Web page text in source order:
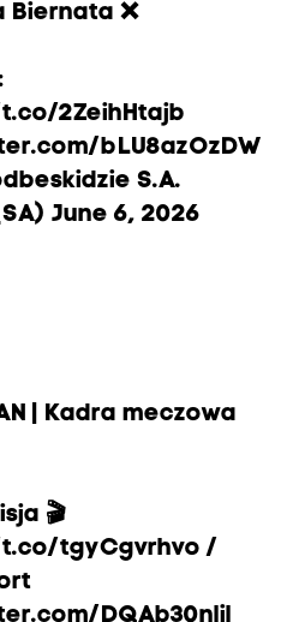
Biernata ❌
2ZeihHtajb
bLU8azOzDW
S.A.
June 6, 2026
| Kadra meczowa
🎬
tgyCgvrhvo /
DQAb30nlil